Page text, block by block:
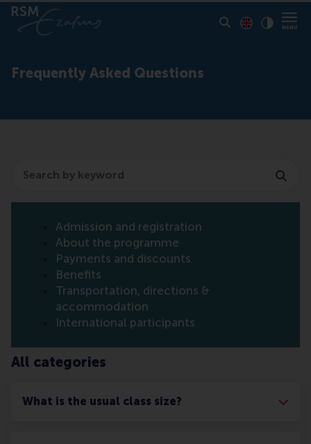
Frequently Asked Questions
Admission and registration
About the programme
Payments and discounts
Benefits
Transportation, directions &
accommodation
International participants
All categories
What is the usual class size?